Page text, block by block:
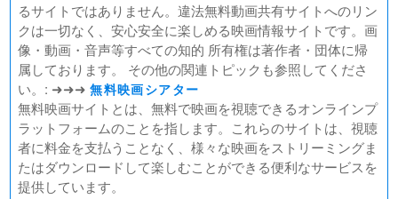
FUKUYAMA MASAHARU LIVE FILM 言霊の幸わう夏
@NIPPON BUDOKAN 2023
春の画 SHUNGA
熱のあとに
Civil War（原題）
翔んで埼玉 ～琵琶湖より愛をこめて～
るサイトではありません。違法無料動画共有サイトへのリン
クは一切なく、安心安全に楽しめる映画情報サイトです。画
像・動画・音声等すべての知的 所有権は著作者・団体に帰
属しております。 その他の関連トピックも参照してくださ
い。: ➜➜➜無料映画シアター
無料映画サイトとは、無料で映画を視聴できるオンラインプ
ラットフォームのことを指します。これらのサイトは、視聴
者に料金を支払うことなく、様々な映画をストリーミングま
たはダウンロードして楽しむことができる便利なサービスを
提供しています。